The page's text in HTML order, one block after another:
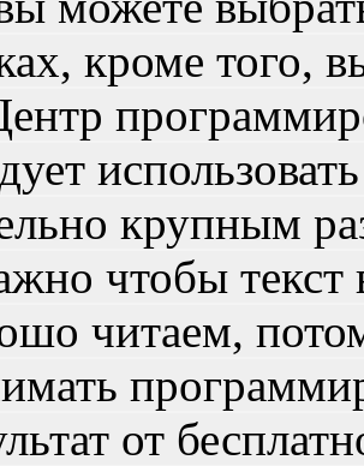
кроме того,
крупным
чтобы
читаем,
от